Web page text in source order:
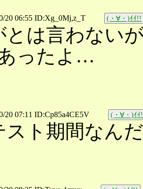
20 06:55 ID:Xg_0Mj,z_T (・∀・)ｲｲ!!
とは言わない
ったよ…
20 07:11 ID:Cp85a4CE5V (・∀・)ｲｲ
スト期間なん